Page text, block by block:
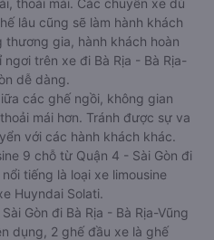
thoải mái. Các chuyến xe dù
lâu cũng sẽ làm hành khách
gia, hành khách hoàn
trên xe đi Bà Rịa - Bà Rịa-
dễ dàng.
các ghế ngồi, không gian
mái hơn. Tránh được sự va
với các hành khách khác.
9 chỗ từ Quận 4 - Sài Gòn đi
tiếng là loại xe limousine
Huyndai Solati.
Gòn đi Bà Rịa - Bà Rịa-Vũng
dụng, 2 ghế đầu xe là ghế